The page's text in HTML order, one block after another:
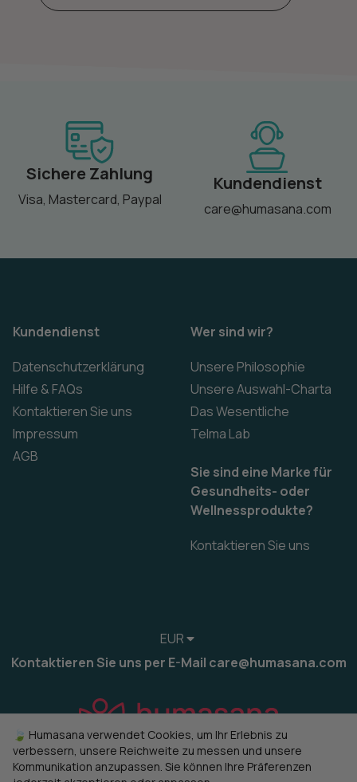
Sichere Zahlung
Visa, Mastercard, Paypal
Kundendienst
care@humasana.com
Kundendienst
Datenschutzerklärung
Hilfe & FAQs
Kontaktieren Sie uns
Impressum
AGB
Wer sind wir?
Unsere Philosophie
Unsere Auswahl-Charta
Das Wesentliche
Telma Lab
Sie sind eine Marke für
Gesundheits- oder
Wellnessprodukte?
Kontaktieren Sie uns
EUR
Kontaktieren Sie uns per E-Mail care@humasana.com
🍃 Humasana verwendet Cookies, um Ihr Erlebnis zu
verbessern, unsere Reichweite zu messen und unsere
Kommunikation anzupassen. Sie können Ihre Präferenzen